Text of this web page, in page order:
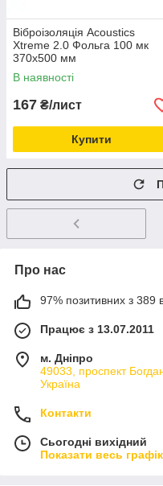
Віброізоляція Acoustics
Xtreme 2.0 Фольга 100 мк
370x500 мм
В наявності
167 ₴/лист
Купити
Про нас
97% позитивних з 389
Працює з 13.07.2011
м. Дніпро
49033, проспект
Україна
Контакти
Сьогодні вихідний
Показати весь